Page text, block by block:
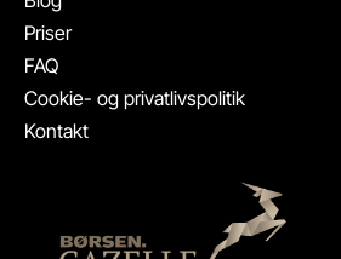
Priser
FAQ
Cookie- og privatlivspolitik
Kontakt